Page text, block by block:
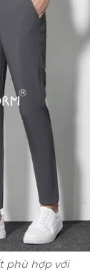
phù hợp với